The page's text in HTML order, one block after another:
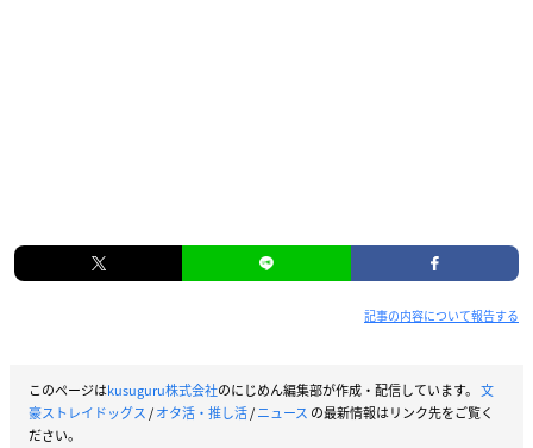
記事の内容について報告する
このページはkusuguru株式会社のにじめん編集部が作成・配信しています。 文
豪ストレイドッグス/オタ活・推し活/ニュース の最新情報はリンク先をご覧く
ださい。